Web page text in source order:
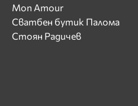
Mon Amour
Сватбен бутик Палома
Стоян Радичев